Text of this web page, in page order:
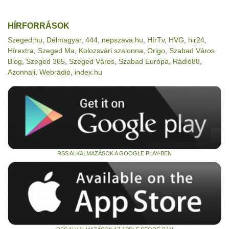
HÍRFORRÁSOK
Szeged.hu Délmagyar, 444 nepszava.hu HírTv, HVG hir24
Hírextra Szeged Ma Kolozsvári szalonna Origo Szabad Város
Blog Szeged 365 Szeged Város Szabad Európa Rádió88
Azonnali Webrádió index.hu
RSS ALKALMAZÁSOK A GOOGLE PLAY-BEN